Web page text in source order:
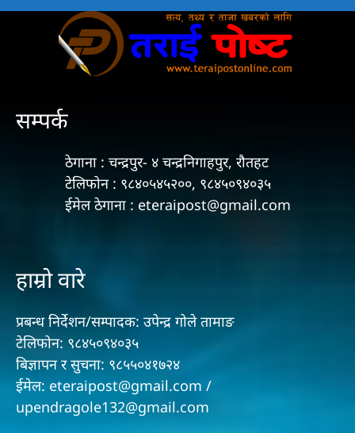
सम्पर्क
ठेगाना : चन्द्रपुर- ४ चन्द्रनिगाहपुर, रौतहट
टेलिफोन : ९८४०५४५२००, ९८४५०९४०३५
ईमेल ठेगाना : eteraipost@gmail.com
हाम्रो वारे
प्रबन्ध निर्देशन/सम्पादक: उपेन्द्र गोले तामाङ
टेलिफोन: ९८४५०९४०३५
बिज्ञापन र सुचना: ९८५५०४१७२४
ईमेल: eteraipost@gmail.com /
upendragole132@gmail.com